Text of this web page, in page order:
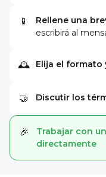
📱 Rellene una
escribirá al
🕰 Elija el formato
🤝 Discutir los
🎉
Trabajar con
directamente